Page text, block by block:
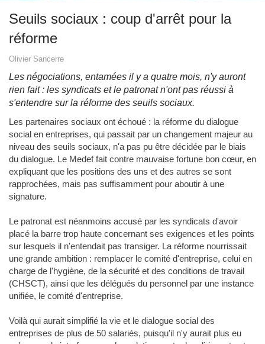
Seuils sociaux : coup d'arrêt pour la
réforme
Olivier Sancerre
Les négociations, entamées il y a quatre mois, n'y auront
rien fait : les syndicats et le patronat n'ont pas réussi à
s'entendre sur la réforme des seuils sociaux.
Les partenaires sociaux ont échoué : la réforme du dialogue
social en entreprises, qui passait par un changement majeur au
niveau des seuils sociaux, n'a pas pu être décidée par le biais
du dialogue. Le Medef fait contre mauvaise fortune bon cœur, en
expliquant que les positions des uns et des autres se sont
rapprochées, mais pas suffisamment pour aboutir à une
signature.
Le patronat est néanmoins accusé par les syndicats d'avoir
placé la barre trop haute concernant ses exigences et les points
sur lesquels il n'entendait pas transiger. La réforme nourrissait
une grande ambition : remplacer le comité d'entreprise, celui en
charge de l'hygiène, de la sécurité et des conditions de travail
(CHSCT), ainsi que les délégués du personnel par une instance
unifiée, le comité d'entreprise.
Voilà qui aurait simplifié la vie et le dialogue social des
entreprises de plus de 50 salariés, puisqu'il n'y aurait plus eu